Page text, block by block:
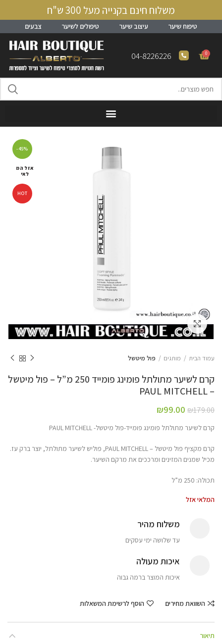
משלוח חינם בקנייה מעל 300 ש"ח
טיפוח שיער עיצוב שיער טיפולים לשיער צבעים
0
04-8226226
-45%
אזל המ
לאי
HOT
Click to enlarge
עמוד הבית מותגים פול מיטשל
קרם לשיער מתולתל פומינג פומייד 250 מ”ל – פול מיטשל
– PAUL MITCHELL
₪179.00
₪99.00
קרם לשיער מתולתל פומינג פומייד-פול מיטשל- PAUL MITCHELL
קרם מקציף פול מיטשל – PAUL MITCHELL, פוליש לשיער מתולתל, יוצר ברק עז.
מכיל שמנים המזינים ומרככים את מרקם השיער.
תכולה: 250 מ”ל
המלאי אזל
משלוח מהיר
עד שלושה ימי עסקים
איכות מעולה
איכות המוצר ברמה גבוה
השוואת מחירים הוסף לרשימת המשאלות
תיאור